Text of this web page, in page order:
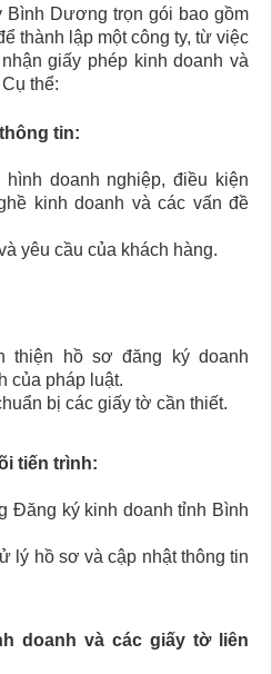
Bình Dương trọn gói bao gồm
thành lập một công ty, từ việc
giấy phép kinh doanh và
thể:
tin:
doanh nghiệp, điều kiện
kinh doanh và các vấn đề
yêu cầu của khách hàng.
thiện hồ sơ đăng ký doanh
của pháp luật.
bị các giấy tờ cần thiết.
tiến trình:
Đăng ký kinh doanh tỉnh Bình
lý hồ sơ và cập nhật thông tin
doanh và các giấy tờ liên